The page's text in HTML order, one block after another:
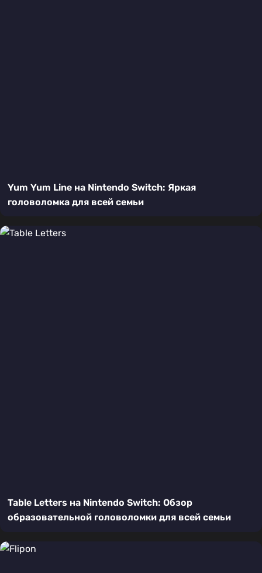
Yum Yum Line на Nintendo Switch: Яркая
головоломка для всей семьи
Table Letters на Nintendo Switch: Обзор
образовательной головоломки для всей семьи